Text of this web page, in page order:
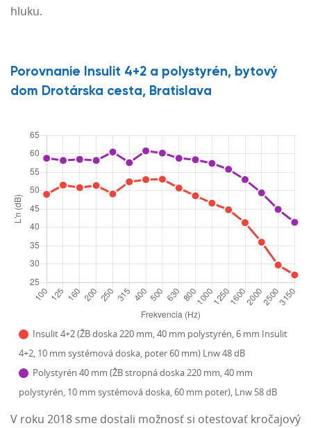
hluku.
Porovnanie Insulit 4+2 a polystyrén, bytový
dom Drotárska cesta, Bratislava
Insulit 4+2 (ŽB doska 220 mm, 40 mm polystyrén, 6 mm Insulit
4+2, 10 mm systémová doska, poter 60 mm) Lnw 48 dB
Polystyrén 40 mm (ŽB stropná doska 220 mm, 40 mm
polystyrén, 10 mm systémová doska, 60 mm poter), Lnw 58 dB
V roku 2018 sme dostali možnosť si otestovať kročajový